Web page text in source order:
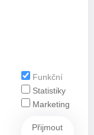
Funkční
Statistiky
Marketing
Přijmout